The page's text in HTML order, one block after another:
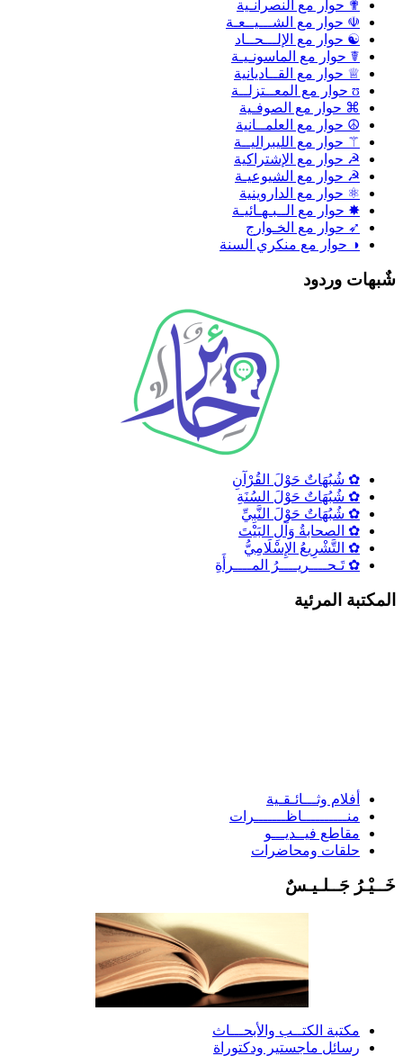
✟ حوار مع النصرانـية
☫ حوار مع الشـــيــعـة
☯ حوار مع الإلـــحــاد
☤ حوار مع الماسونـيـة
♕ حوار مع القــاديانية
ʊ حوار مع المعــتزلــة
⌘ حوار مع الصوفـية
☮ حوار مع العلمــانية
⚚ حوار مع الليبراليــة
☭ حوار مع الإشتراكية
☭ حوار مع الشيوعيـة
⚛ حوار مع الداروينية
✸ حوار مع الــبـهـائيـة
➶ حوار مع الخـوارج
◑ حوار مع منكري السنة
وردود
✿ شُبُهَاتٌ حَوْلَ القُرْآنِ
✿ شُبُهَاتٌ حَوْلَ السُنَةِ
✿ شُبُهَاتٌ حَوْلَ النَّبِيِّ
✿ الصحابةُ وَآلِ البَيْتَ
✿ التَّشْرِيعُ الإِسْلَامِيُّ
✿ تَـحــــريــــرُ المــــرأَةِ
المرئية
أفلام وثـــائـقـية
منــــــــــاظـــــــرات
مقاطع فيــديـــو
حلقات ومحاضرات
جَــلـيـسٌ
مكتبة الكتــب والأبحـــاث
رسائل ماجستير ودكتوراة